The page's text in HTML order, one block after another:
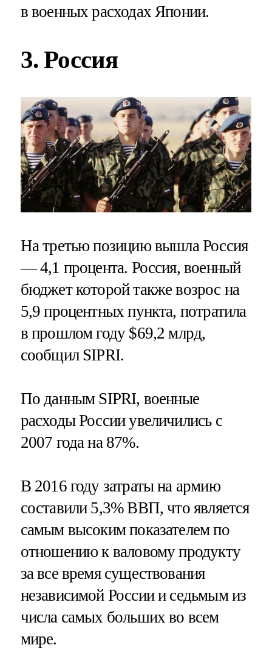
в военных расходах Японии.
3. Россия
На третью позицию вышла Россия
— 4,1 процента. Россия, военный
бюджет которой также возрос на
5,9 процентных пункта, потратила
в прошлом году $69,2 млрд,
сообщил SIPRI.
По данным SIPRI, военные
расходы России увеличились с
2007 года на 87%.
В 2016 году затраты на армию
составили 5,3% ВВП, что является
самым высоким показателем по
отношению к валовому продукту
за все время существования
независимой России и седьмым из
числа самых больших во всем
мире.